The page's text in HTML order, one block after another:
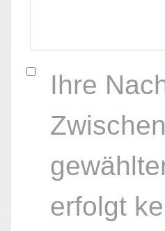
Ihre
erfolgt